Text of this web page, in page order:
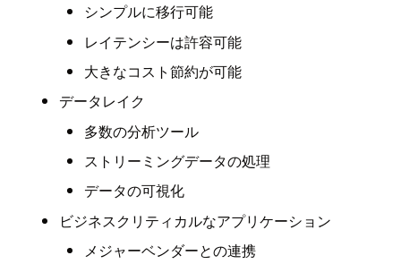
シンプルに移行可能
レイテンシーは許容可能
大きなコスト節約が可能
データレイク
多数の分析ツール
ストリーミングデータの処理
データの可視化
ビジネスクリティカルなアプリケーション
メジャーベンダーとの連携